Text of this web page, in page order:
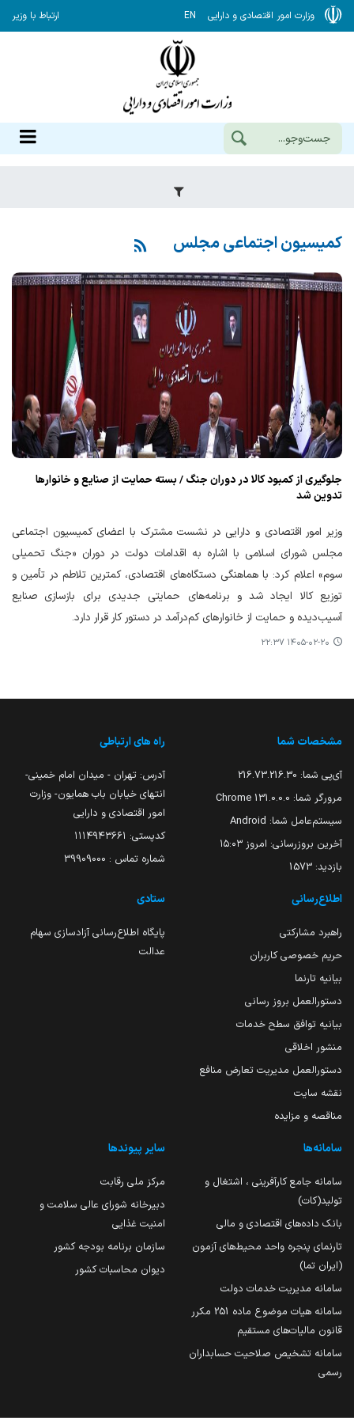
وزارت امور اقتصادی و دارایی EN ارتباط با وزیر
کمیسیون اجتماعی مجلس
جلوگیری از کمبود کالا در دوران جنگ / بسته حمایت از صنایع و خانوارها
تدوین شد
وزیر امور اقتصادی و دارایی در نشست مشترک با اعضای کمیسیون اجتماعی
مجلس شورای اسلامی با اشاره به اقدامات دولت در دوران «جنگ تحمیلی
سوم» اعلام کرد: با هماهنگی دستگاه‌های اقتصادی، کمترین تلاطم در تأمین و
توزیع کالا ایجاد شد و برنامه‌های حمایتی جدیدی برای بازسازی صنایع
آسیب‌دیده و حمایت از خانوارهای کم‌درآمد در دستور کار قرار دارد.
۱۴۰۵-۰۲-۲۰ ۲۲:۳۷
مشخصات شما
آی‌پی شما: 216.73.216.30
مرورگر شما: 131.0.0.0 Chrome
سیستم‌عامل شما: Android
آخرین بروزرسانی: امروز ۱۵:۰۳
بازدید: 1573
راه های ارتباطی
آدرس: تهران - میدان امام خمینی-
انتهای خیابان باب همایون- وزارت
امور اقتصادی و دارایی
کدپستی: ۱۱۱۴۹۴۳۶۶۱
شماره تماس : 39909000
اطلاع‌رسانی
راهبرد مشارکتی
حریم خصوصی کاربران
بیانیه تارنما
دستورالعمل بروز رسانی
بیانیه توافق سطح خدمات
منشور اخلاقی
دستورالعمل مدیریت تعارض منافع
نقشه سایت
مناقصه و مزایده
ستادی
پایگاه اطلاع‌رسانی آزادسازی سهام
عدالت
سامانه‌ها
سامانه جامع کارآفرینی ، اشتغال و
تولید(کات)
بانک داده‌های اقتصادی و مالی
تارنمای پنجره واحد محیط‌های آزمون
(ایران تما)
سامانه مدیریت خدمات دولت
سامانه هیات موضوع ماده 251 مکرر
قانون مالیات‌های مستقیم
سامانه تشخیص صلاحیت حسابداران
رسمی
سایر پیوندها
مرکز ملی رقابت
دبیرخانه شورای عالی سلامت و
امنیت غذایی
سازمان برنامه بودجه کشور
دیوان محاسبات کشور